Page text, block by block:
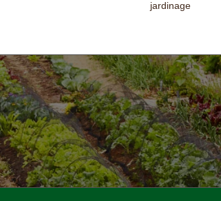
jardinage